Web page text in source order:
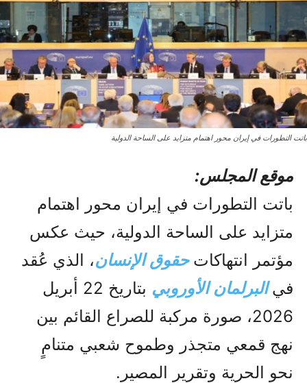
باتت التطورات في إيران محور اهتمام متزايد على الساحة الدولية
موقع المجلس:
باتت التطورات في إيران محور اهتمام
متزايد على الساحة الدولية، حيث عكس
مؤتمر انتهاكات حقوق الإنسان، الذي عُقد
فيالبرلمان الأوروبي
بتاريخ 22 أبريل
2026، صورة مركبة للصراع القائم بين
نهج قمعي متجذر وطموح شعبي متنامٍ
نحو الحرية وتقرير المصير.